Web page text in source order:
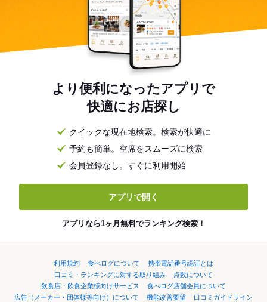
より便利になったアプリで
快適にお店探し
クイックな現在地検索。検索が快適に
予約も簡単。空席をスムーズに検索
会員登録なし。すぐに利用開始
アプリで開く
アプリなら1ヶ月無料でランキング検索！
利用規約 食べログについて
携帯電話番号認証とは
口コミ・ランキングに対する取り組み
点数について
飲食店・飲食企業様向けサービス
食べログ店舗会員について
広告（メーカー・団体様等向け）について
機能改善要望
口コミガイドライン